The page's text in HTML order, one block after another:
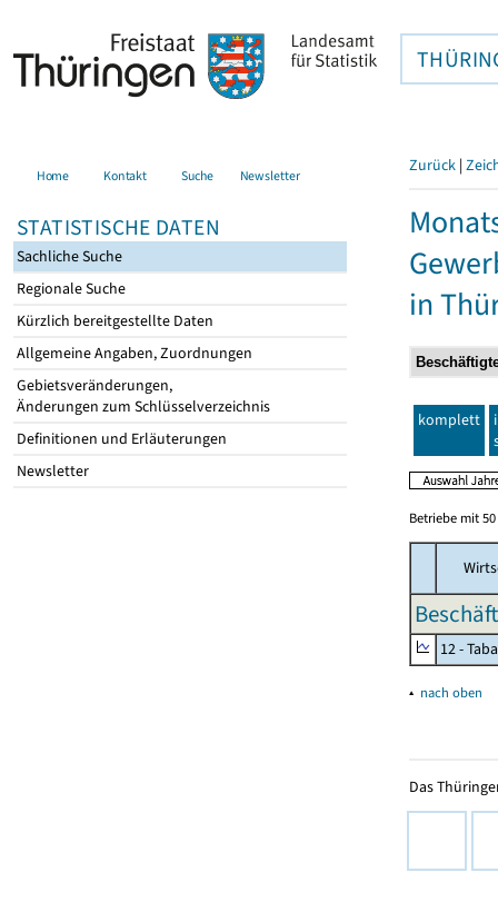
Home Kontakt Suche Newsletter
STATISTISCHE DATEN
Sachliche Suche
Regionale Suche
Kürzlich bereitgestellte Daten
Allgemeine Angaben, Zuordnungen
Gebietsveränderungen,
Änderungen zum Schlüsselverzeichnis
Definitionen und Erläuterungen
Newsletter
Zurück |
in
komplett
Betriebe mit
12 -
▴ nach oben
Das